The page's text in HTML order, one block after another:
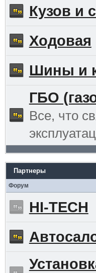
Кузов и
Ходовая
Шины и
ГБО
Все, что
Партнеры
Форум
HI-TECH